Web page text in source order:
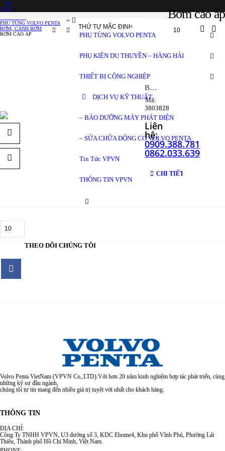
PHỤ TÙNG VOLVO PENTA
PHỤ KIỆN DU THUYỀN – HÀNG HẢI
THIẾT BỊ CÔNG NGHIỆP
DỊCH VỤ KỸ THUẬT
– BẢO DƯỠNG MÁY PHÁT ĐIỆN
– SỬA CHỮA ĐỘNG CƠ VOLVO PENTA
Tin Tức VPVN
THÔNG TIN VPVN
Bơm cao áp
PHỤ TÙNG VOLVO PENTA
BƠM, CÁNH BƠM
BƠM CAO ÁP
Bơm cao áp Volvo Penta
Mã:
3803828
Liên
hệ:
0909.388.781
0862.033.639
CHI TIẾT
THEO DÕI CHÚNG TÔI
Volvo Penta VietNam (VPVN Co,.LTD).Với hơn 20 năm kinh nghiệm hợp tác phát triển, cùng
những kỹ sư đầu ngành,
chúng tôi tự tin mang đến nhiều giá trị tuyệt vời nhất cho khách hàng.
THÔNG TIN
ĐỊA CHỈ:
Công Ty TNHH VPVN, U3 đường số 3, KDC Ehome4, Khu phố Vĩnh Phú, Phường Lái
Thiêu, Thành phố Hồ Chí Minh, Việt Nam.